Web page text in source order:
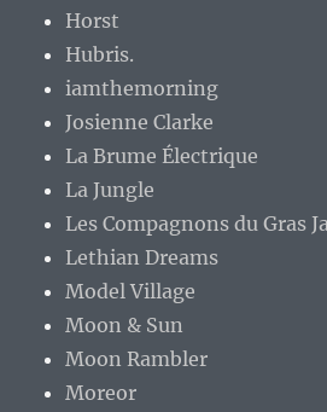
Horst
Hubris.
iamthemorning
Josienne Clarke
La Brume Électrique
La Jungle
Les Compagnons du Gras
Lethian Dreams
Model Village
Moon & Sun
Moon Rambler
Moreor